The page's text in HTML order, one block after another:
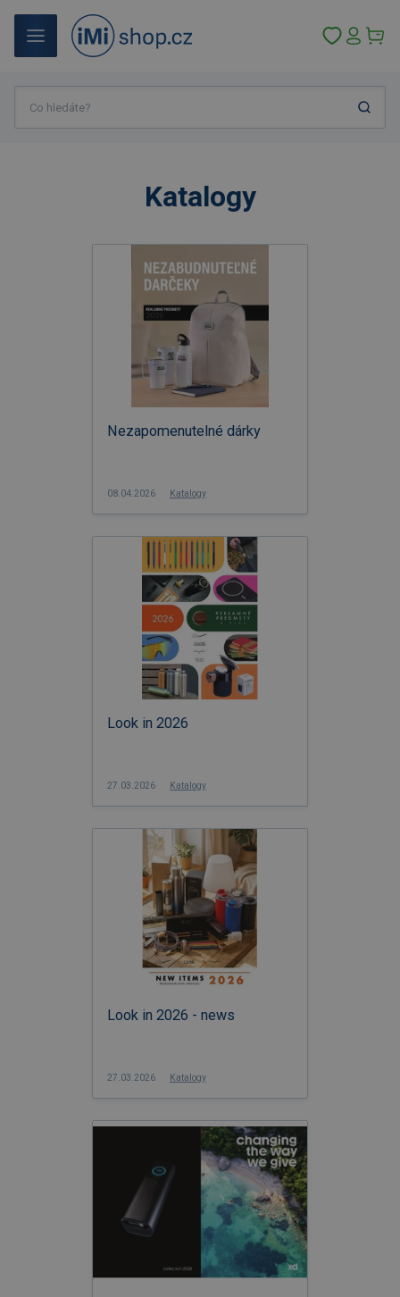
Katalogy
Nezapomenutelné dárky
08.04.2026 Katalogy
Look in 2026
27.03.2026 Katalogy
Look in 2026 - news
27.03.2026 Katalogy